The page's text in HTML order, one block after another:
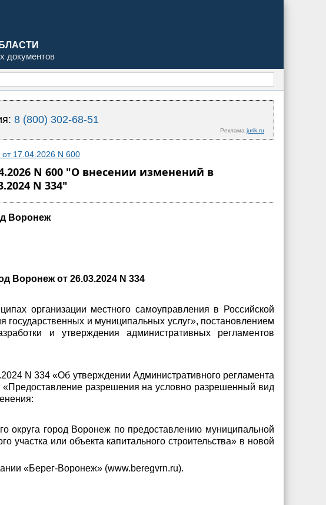
документов
8 (800) 302-68-51
Реклама jurik.ru
от 17.04.2026 N 600
N 600 "О внесении изменений в
N 334"
Воронеж
Воронеж от 26.03.2024 N 334
организации местного самоуправления в Российской
и муниципальных услуг», постановлением
и утверждения административных регламентов
N 334 «Об утверждении Административного регламента
«Предоставление разрешения на условно разрешенный вид
округа город Воронеж по предоставлению муниципальной
или объекта капитального строительства» в новой
«Берег-Воронеж» (www.beregvrn.ru).